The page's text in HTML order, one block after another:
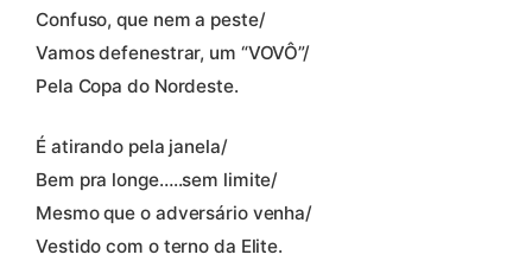
Confuso, que nem a peste/
Vamos defenestrar, um “VOVÔ”/
Pela Copa do Nordeste.
É atirando pela janela/
Bem pra longe…..sem limite/
Mesmo que o adversário venha/
Vestido com o terno da Elite.